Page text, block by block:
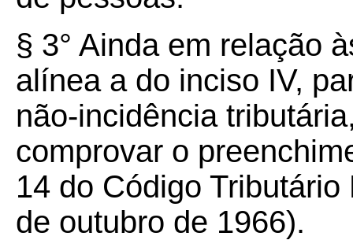
§ 3° Ainda em relação
alínea a do inciso IV,
não-incidência
comprovar o
14 do Código
de outubro de 1966).